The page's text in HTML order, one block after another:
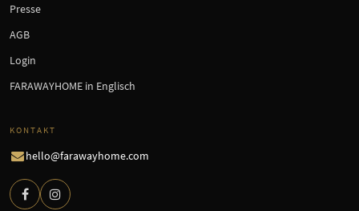
Presse
AGB
Login
FARAWAYHOME in Englisch
KONTAKT
hello@farawayhome.com